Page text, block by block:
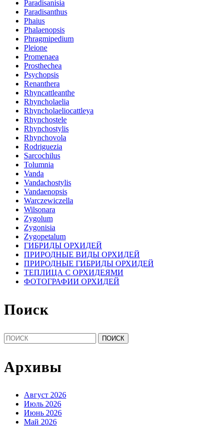
Paradisanisia
Paradisanthus
Phaius
Phalaenopsis
Phragmipedium
Pleione
Promenaea
Prosthechea
Psychopsis
Renanthera
Rhyncattleanthe
Rhyncholaelia
Rhyncholaeliocattleya
Rhynchostele
Rhynchostylis
Rhynchovola
Rodriguezia
Sarcochilus
Tolumnia
Vanda
Vandachostylis
Vandaenopsis
Warczewiczella
Wilsonara
Zygolum
Zygonisia
Zygopetalum
ГИБРИДЫ ОРХИДЕЙ
ПРИРОДНЫЕ ВИДЫ ОРХИДЕЙ
ПРИРОДНЫЕ ГИБРИДЫ ОРХИДЕЙ
ТЕПЛИЦА С ОРХИДЕЯМИ
ФОТОГРАФИИ ОРХИДЕЙ
Поиск
Найти:
Архивы
Август 2026
Июль 2026
Июнь 2026
Май 2026